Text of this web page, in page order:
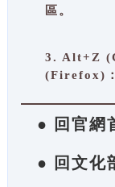
區。
3. Alt+Z
(Firefox)：
● 回官網
● 回文化